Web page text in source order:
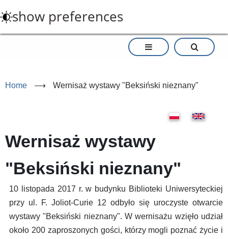
to
main
show preferences
Home ⟶ Wernisaż wystawy "Beksiński nieznany"
Wernisaż wystawy
"Beksiński nieznany"
10 listopada 2017 r. w budynku Biblioteki Uniwersyteckiej
przy ul. F. Joliot-Curie 12 odbyło się uroczyste otwarcie
wystawy "Beksiński nieznany". W wernisażu wzięło udział
około 200 zaproszonych gości, którzy mogli poznać życie i